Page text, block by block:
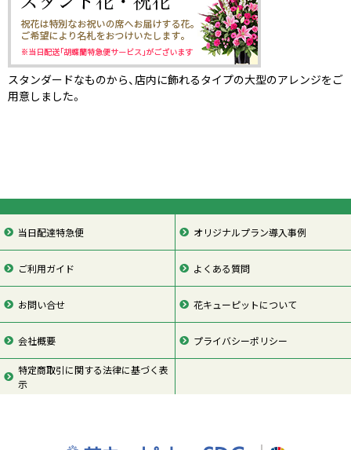
スタンダードなものから、店内に飾れるタイプの大型のアレンジをご
用意しました。
当日配達特急便 オリジナルプラン導入事例
ご利用ガイド よくある質問
お問い合せ 花キューピットについて
会社概要 プライバシーポリシー
特定商取引に関する法律に基づく表
示